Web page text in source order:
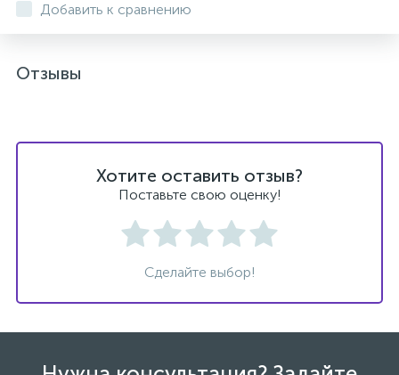
Добавить к сравнению
Отзывы
Хотите оставить отзыв?
Поставьте свою оценку!
Сделайте выбор!